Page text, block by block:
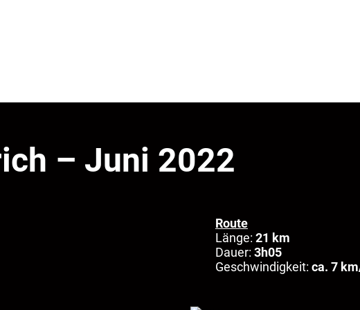
– Juni 2022
Route
Länge: 21 km
Dauer: 3h05
Geschwindigkeit: ca. 7